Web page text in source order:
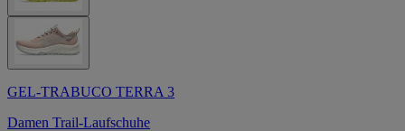
GEL-TRABUCO TERRA 3
Damen Trail-Laufschuhe